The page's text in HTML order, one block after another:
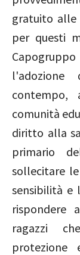
gratuito alle
per questi
contempo,
comunità
diritto alla
primario
sollecitare
sensibilità e
rispondere
ragazzi
protezione